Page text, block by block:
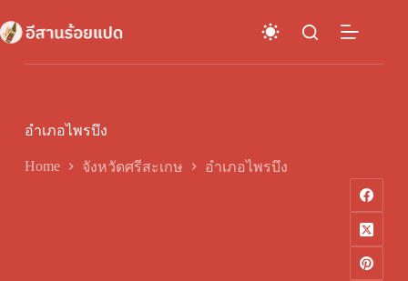
to
content
อำเภอไพรบึง
Home จังหวัดศรีสะเกษ อำเภอไพรบึง